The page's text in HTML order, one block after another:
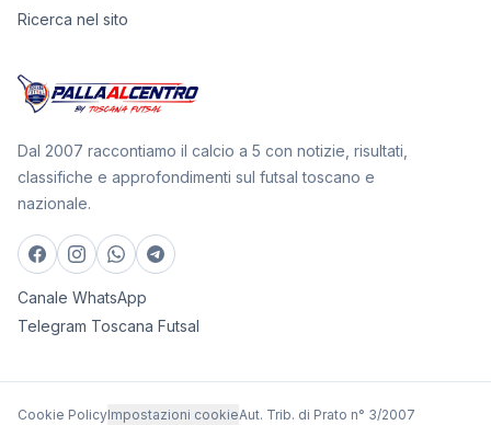
Ricerca nel sito
Dal 2007 raccontiamo il calcio a 5 con notizie, risultati,
classifiche e approfondimenti sul futsal toscano e
nazionale.
Canale WhatsApp
Telegram Toscana Futsal
Cookie PolicyImpostazioni cookieAut. Trib. di Prato n° 3/2007